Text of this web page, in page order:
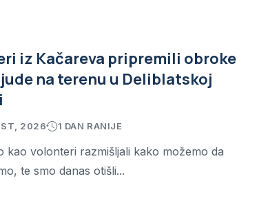
iz Kačareva pripremili obroke
na terenu u Deliblatskoj
2026 1 DAN RANIJE
kao volonteri razmišljali kako možemo da
te smo danas otišli...